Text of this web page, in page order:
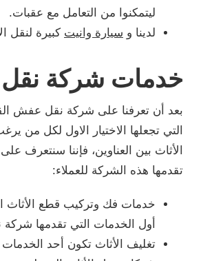
ليتمكنوا من التعامل مع عقبات.
لدينا و سيارة وانيت كبيرة لنقل
خدمات شركة نقل
بعد أن تعرفنا على شركة نقل عفش
التي تجعلها الاختيار الاول لكل من
الأثاث بين العناوين، فإننا سنتعرف
تقدمها هذه الشركة للعملاء:
خدمات فك وتركيب قطع الأثاث
أول الخدمات التي تقدمها
تغليف الأثاث تكون أحد الخدمات